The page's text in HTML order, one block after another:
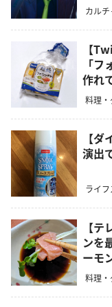
カルチ
【
「
作れ
料理・
【
演出
ライ
【
ンを
ーモ
料理・